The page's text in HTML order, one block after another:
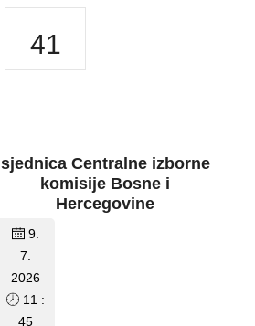
41
sjednica Centralne izborne
komisije Bosne i
Hercegovine
9.
7.
2026
11 :
45